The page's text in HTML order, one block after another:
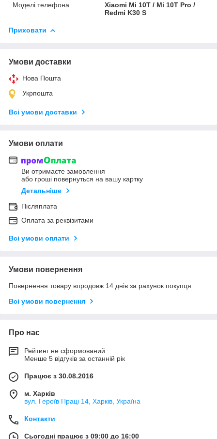
Моделі телефона
Xiaomi Mi 10T / Mi 10T Pro /
Redmi K30 S
Приховати
Умови доставки
Нова Пошта
Укрпошта
Всі умови доставки
Умови оплати
Ви отримаєте замовлення
або гроші повернуться на вашу картку
Детальніше
Післяплата
Оплата за реквізитами
Всі умови оплати
Умови повернення
Повернення товару впродовж 14 днів за рахунок покупця
Всі умови повернення
Про нас
Рейтинг не сформований
Менше 5 відгуків за останній рік
Працює з 30.08.2016
м. Харків
вул. Героїв Праці 14, Харків, Україна
Контакти
Сьогодні працює з 09:00 до 16:00